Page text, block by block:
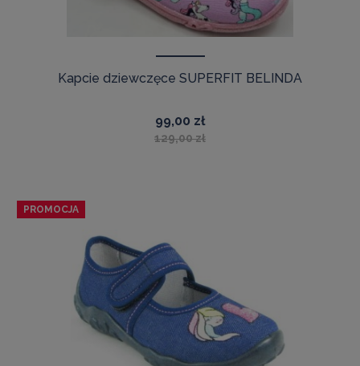
Kapcie dziewczęce SUPERFIT BELINDA
99,00 zł
129,00 zł
PROMOCJA